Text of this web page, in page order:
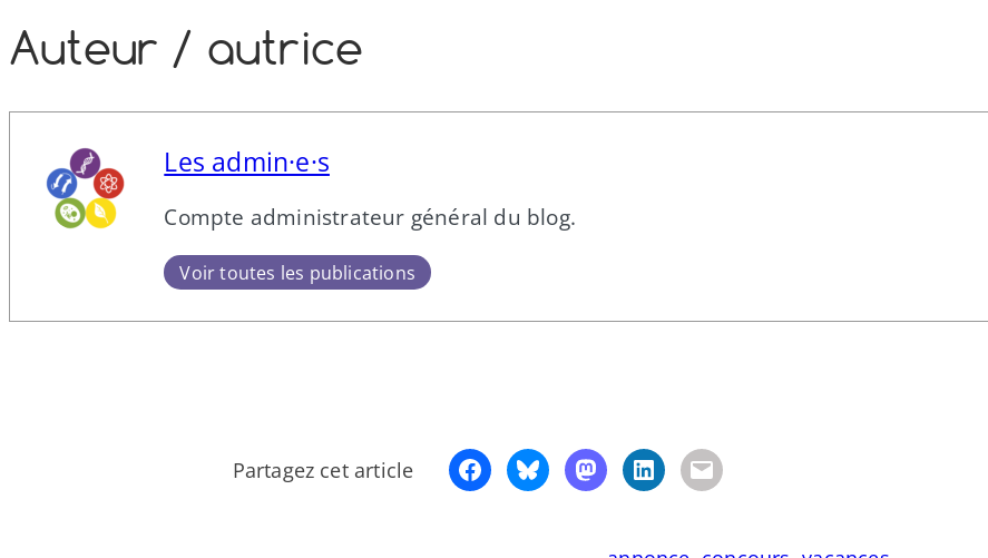
Auteur /​ autrice
Les admin·e·s
Compte administrateur général du blog.
Voir toutes les publications
Partagez cet article